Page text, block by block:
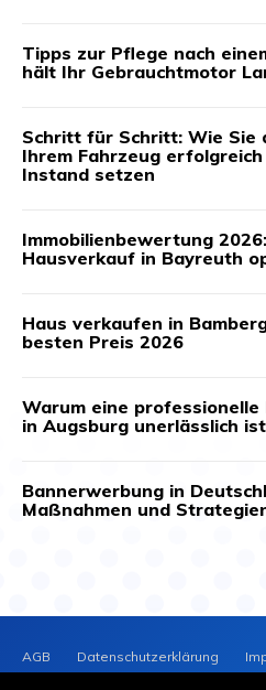
Tipps zur Pflege nach
hält Ihr Gebrauchtmotor
Schritt für Schritt: Wie Sie
Ihrem Fahrzeug
Instand setzen
Immobilienbewertung
Hausverkauf in Bayreuth
Haus verkaufen in
besten Preis 2026
Warum eine
in Augsburg unerlässlich ist
Bannerwerbung in
Maßnahmen und
AGB Datenschutzerklärung